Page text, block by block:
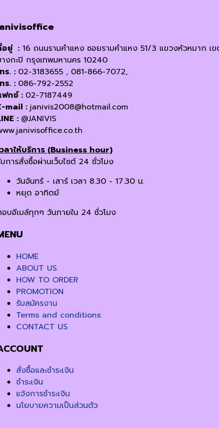
อยู่ : 16 ถนนรามคำแหง ซอยรามคำแหง 51/3 แขวงหัวหมาก เ
งกะปิ กรุงเทพมหานคร 10240
ร. : 02-3183655 , 081-866-7072,
ร. : 086-792-2552
กซ์ : 02-7187449
mail : janivis2008@hotmail.com
: @JANIVIS
ลาให้บริการ (Business hour)
การสั่งซื้อผ่านเว็บไซต์ 24 ชั่วโมง
วันจันทร์ - เสาร์ เวลา 8.30 - 17.30 น.
หยุด อาทิตย์
บอีเมล์ทุกๆ วันภายใน 24 ชั่วโมง
HOME
ABOUT US
HOW TO ORDER
PROMOTION
รับสมัครงาน
Terms and conditions
CONTACT US
สั่งซื้อและชำระเงิน
ชำระเงิน
แจ้งการชำระเงิน
นโยบายความเป็นส่วนตัว